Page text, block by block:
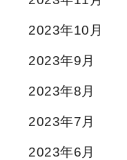
2023年10月
2023年9月
2023年8月
2023年7月
2023年6月